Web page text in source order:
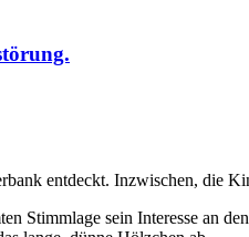
entdeckt. Inzwischen, die
Stimmlage sein Interesse an